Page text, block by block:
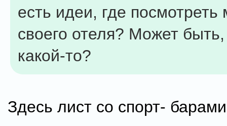
есть идеи, где посмотреть
своего отеля? Может
какой-то?
Здесь лист со спорт-